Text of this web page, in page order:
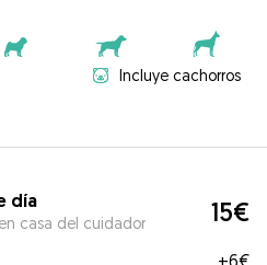
Incluye cachorros
día
casa del cuidador 15€